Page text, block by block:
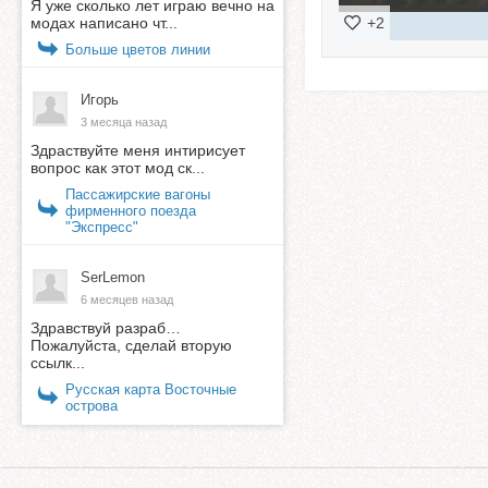
+2
Я уже сколько лет играю вечно на
модах написано чт...
Больше цветов линии
Игорь
3 месяца назад
Здраствуйте меня интирисует
вопрос как этот мод ск...
Пассажирские вагоны
фирменного поезда
"Экспресс"
SerLemon
6 месяцев назад
Здравствуй разраб…
Пожалуйста, сделай вторую
ссылк...
Русская карта Восточные
острова